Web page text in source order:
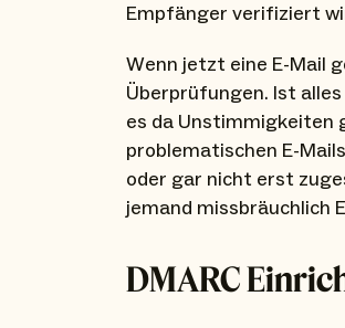
Empfänger verifiziert
Wenn jetzt eine E-Mail
Überprüfungen. Ist
es da Unstimmigkeiten
problematischen E-
oder gar nicht erst
jemand missbräuchlich
DMARC